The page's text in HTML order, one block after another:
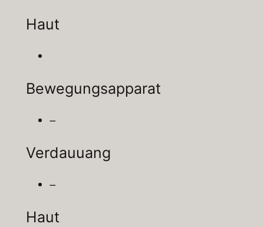
Haut
Bewegungsapparat
–
Verdauuang
–
Haut